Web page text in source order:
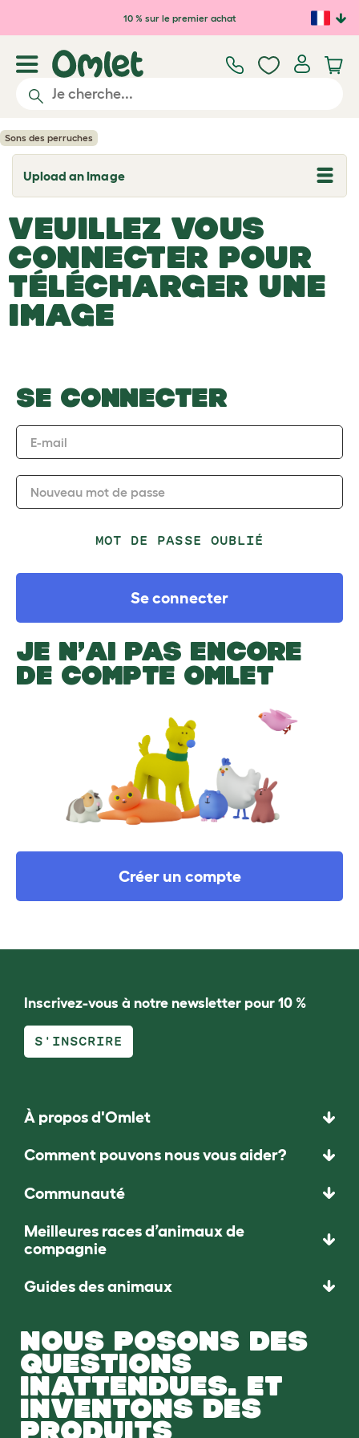
Passer au contenu principal
10 % sur le premier achat
Sons des perruches
Upload an Image
T
o
g
e
d
r
o
p
d
o
VEUILLEZ VOUS
CONNECTER POUR
TÉLÉCHARGER UNE
IMAGE
SE CONNECTER
E-mail
Nouveau mot de passe
MOT DE PASSE OUBLIÉ
Se connecter
JE N’AI PAS ENCORE
DE COMPTE OMLET
Créer un compte
Inscrivez-vous à notre newsletter pour 10 %
S'INSCRIRE
À propos d'Omlet
Comment pouvons nous vous aider?
Communauté
Meilleures races d’animaux de
compagnie
Guides des animaux
NOUS POSONS DES
QUESTIONS
INATTENDUES. ET
INVENTONS DES
PRODUITS